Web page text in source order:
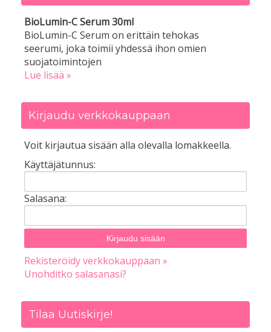
BioLumin-C Serum 30ml
BioLumin-C Serum on erittäin tehokas
seerumi, joka toimii yhdessä ihon omien
suojatoimintojen
Lue lisää »
Kirjaudu verkkokauppaan
Voit kirjautua sisään alla olevalla lomakkeella.
Käyttäjätunnus:
Salasana:
Rekisteröidy verkkokauppaan »
Unohditko salasanasi?
Tilaa Uutiskirje!